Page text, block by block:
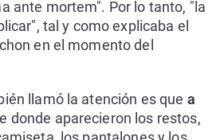
ante mortem". Por lo tanto, "la
tal y como explicaba el
en el momento del
llamó la atención es que a
donde aparecieron los restos,